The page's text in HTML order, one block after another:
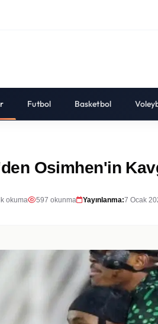
Futbol Basketbol
Osimhen'in
okuma 597 okunma Yayınlanma:7 Ocak